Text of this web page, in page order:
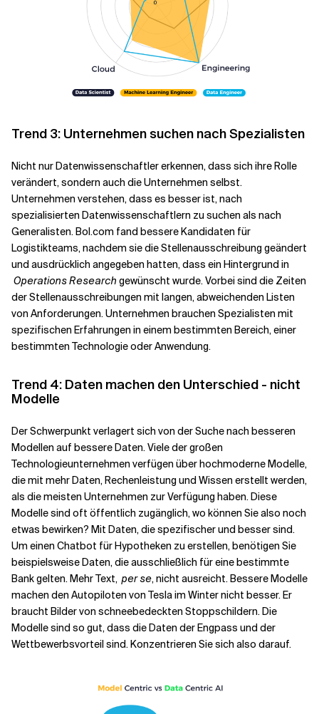
Trend 3: Unternehmen suchen nach Spezialisten
Nicht nur Datenwissenschaftler erkennen, dass sich ihre Rolle
verändert, sondern auch die Unternehmen selbst.
Unternehmen verstehen, dass es besser ist, nach
spezialisierten Datenwissenschaftlern zu suchen als nach
Generalisten. Bol.com fand bessere Kandidaten für
Logistikteams, nachdem sie die Stellenausschreibung geändert
und ausdrücklich angegeben hatten, dass ein Hintergrund in
Operations Research gewünscht wurde. Vorbei sind die Zeiten
der Stellenausschreibungen mit langen, abweichenden Listen
von Anforderungen. Unternehmen brauchen Spezialisten mit
spezifischen Erfahrungen in einem bestimmten Bereich, einer
bestimmten Technologie oder Anwendung.
Trend 4: Daten machen den Unterschied - nicht
Modelle
Der Schwerpunkt verlagert sich von der Suche nach besseren
Modellen auf bessere Daten. Viele der großen
Technologieunternehmen verfügen über hochmoderne Modelle,
die mit mehr Daten, Rechenleistung und Wissen erstellt werden,
als die meisten Unternehmen zur Verfügung haben. Diese
Modelle sind oft öffentlich zugänglich, wo können Sie also noch
etwas bewirken? Mit Daten, die spezifischer und besser sind.
Um einen Chatbot für Hypotheken zu erstellen, benötigen Sie
beispielsweise Daten, die ausschließlich für eine bestimmte
Bank gelten. Mehr Text,per se, nicht ausreicht. Bessere Modelle
machen den Autopiloten von Tesla im Winter nicht besser. Er
braucht Bilder von schneebedeckten Stoppschildern. Die
Modelle sind so gut, dass die Daten der Engpass und der
Wettbewerbsvorteil sind. Konzentrieren Sie sich also darauf.